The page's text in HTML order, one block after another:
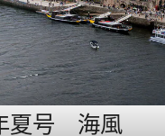
夏号 海風